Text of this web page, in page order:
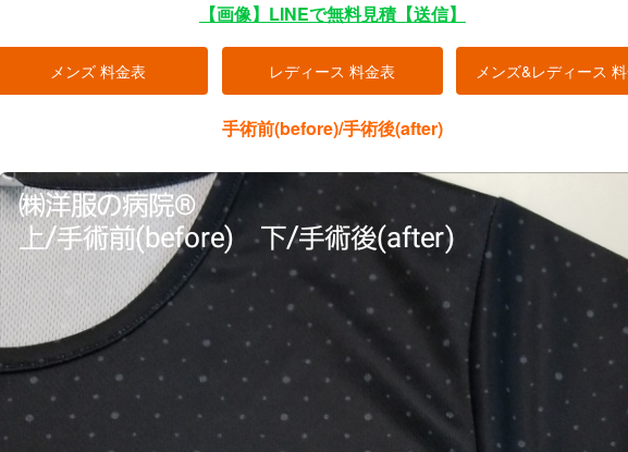
【画像】LINEで無料見積【送信】
メンズ 料金表 レディース 料金表 メンズ&レディース
手術前(before)/手術後(after)